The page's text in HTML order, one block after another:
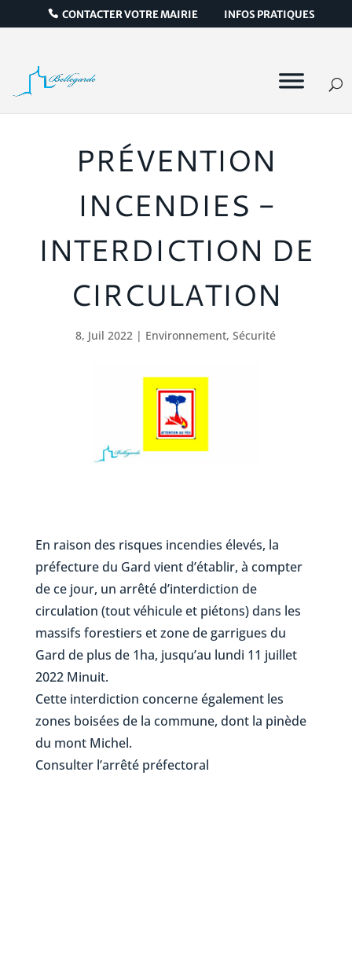
CONTACTER VOTRE MAIRIE INFOS PRATIQUES
PRÉVENTION
INCENDIES -
INTERDICTION DE
CIRCULATION
8, Juil 2022 | Environnement,Sécurité
En raison des risques incendies élevés, la
préfecture du Gard vient d’établir, à compter
de ce jour, un arrêté d’interdiction de
circulation (tout véhicule et piétons) dans les
massifs forestiers et zone de garrigues du
Gard de plus de 1ha, jusqu’au lundi 11 juillet
2022 Minuit.
Cette interdiction concerne également les
zones boisées de la commune, dont la pinède
du mont Michel.
Consulter l’arrêté préfectoral